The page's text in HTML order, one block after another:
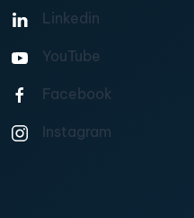
Linkedin
YouTube
Facebook
Instagram